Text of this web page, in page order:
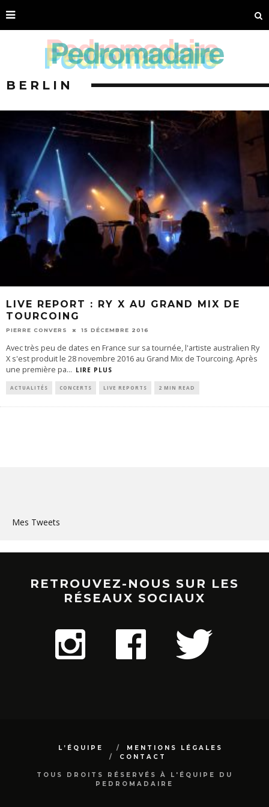
BERLIN
LIVE REPORT : RY X AU GRAND MIX DE
TOURCOING
PIERRE CONVERS 15 DÉCEMBRE 2016
Avec très peu de dates en France sur sa tournée, l'artiste australien Ry
X s'est produit le 28 novembre 2016 au Grand Mix de Tourcoing. Après
une première pa... LIRE PLUS
ACTUALITÉS CONCERTS LIVE REPORTS 2 MIN READ
Mes Tweets
RETROUVEZ-NOUS SUR LES
RÉSEAUX SOCIAUX
L’ÉQUIPE
MENTIONS LÉGALES
CONTACT
TOUS DROITS RÉSERVÉS À L'ÉQUIPE DU
PEDROMADAIRE